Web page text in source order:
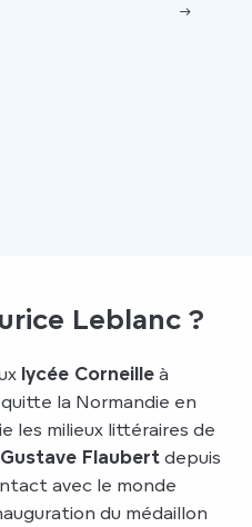
Leblanc ?
lycée Corneille à
quitte la Normandie en
les milieux littéraires de
Gustave Flaubert depuis
avec le monde
du médaillon